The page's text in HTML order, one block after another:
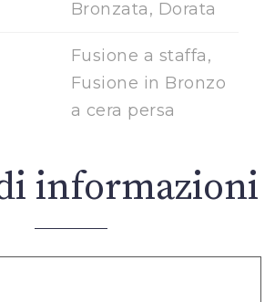
Bronzata, Dorata
Fusione a staffa,
Fusione in Bronzo
a cera persa
informazioni